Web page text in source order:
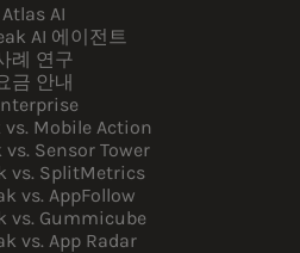
Atlas AI
AI 에이전트
례 연구
금 안내
vs. Mobile Action
vs. Sensor Tower
vs. SplitMetrics
vs. AppFollow
vs. Gummicube
vs. App Radar